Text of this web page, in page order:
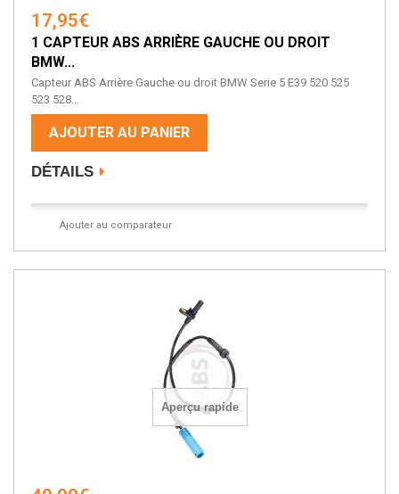
17,95€
1 CAPTEUR ABS ARRIÈRE GAUCHE OU DROIT
BMW...
Capteur ABS Arrière Gauche ou droit BMW Serie 5 E39 520 525
523 528...
AJOUTER AU PANIER
DÉTAILS
Ajouter au comparateur
Aperçu rapide